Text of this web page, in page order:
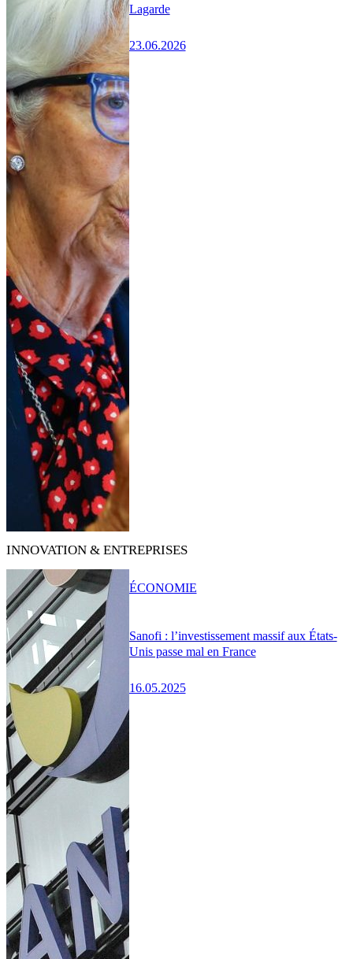
Lagarde
23.06.2026
INNOVATION & ENTREPRISES
Sanofi : l’investissement massif aux États-
Unis passe mal en France
16.05.2025
ÉCONOMIE